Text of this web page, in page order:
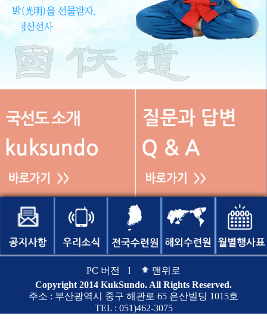
PC 버전 l
맨위로
Copyright 2014 KukSundo. All Rights Reserved.
주소 : 부산광역시 중구 해관로 65 은산빌딩 1015호
TEL : 051)462-3075